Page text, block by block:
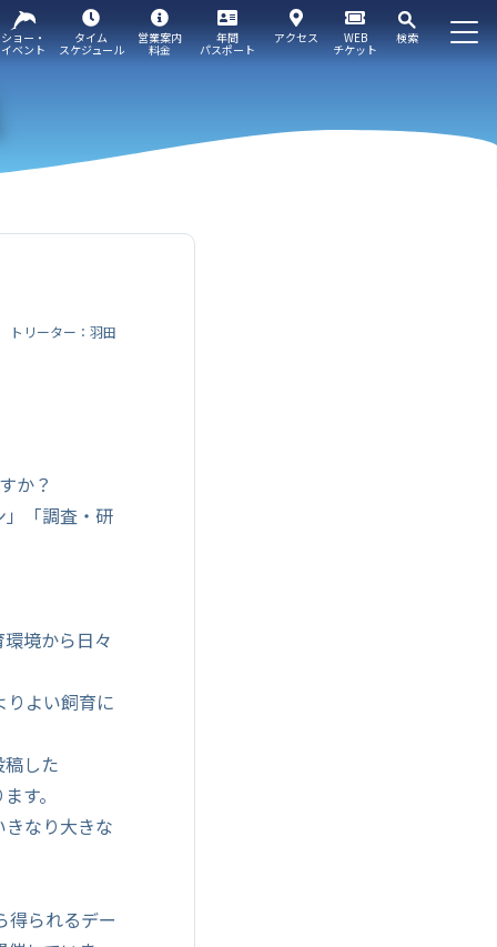
WEB
チケット
検索
ショー・
イベント
タイム
スケジュール
営業案内
料金
年間
パスポート
アクセス
トリーター：羽田
か？
」「調査・研
境から日々
りよい飼育に
した
す。
なり大きな
得られるデー